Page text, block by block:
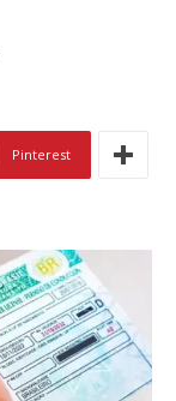
Pinterest